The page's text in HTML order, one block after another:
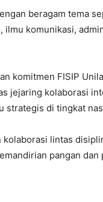
beragam tema
komunikasi,
komitmen FISIP
jejaring kolaborasi
strategis di tingkat
lintas
pangan